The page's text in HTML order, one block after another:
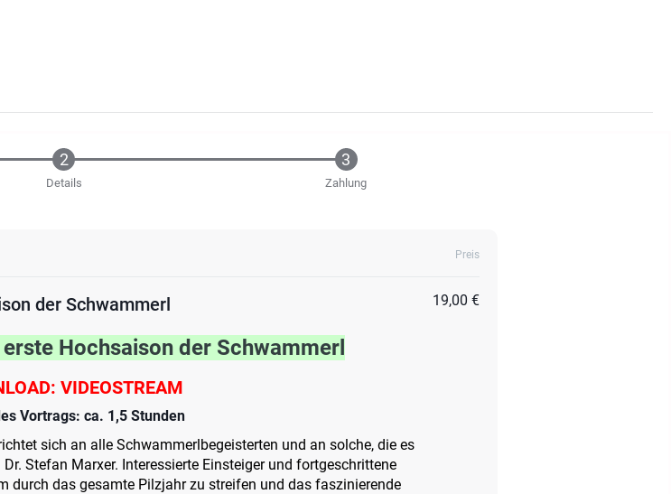
Details Zahlung
Preis
der Schwammerl
erste Hochsaison der Schwammerl
VIDEOSTREAM
Vortrags: ca. 1,5 Stunden
sich an alle Schwammerlbegeisterten und an solche, die es
Stefan Marxer. Interessierte Einsteiger und fortgeschrittene
durch das gesamte Pilzjahr zu streifen und das faszinierende
19,00 €